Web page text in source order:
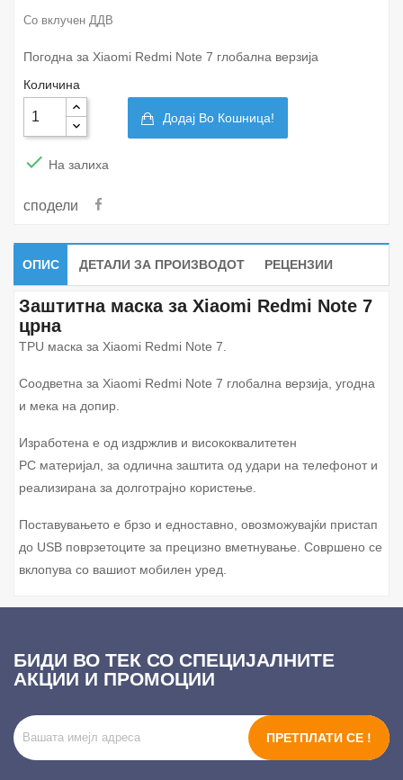
Со вклучен ДДВ
Погодна за Xiaomi Redmi Note 7 глобална верзија
Количина
Додај Во Кошница!
 На залиха
сподели
ОПИС ДЕТАЛИ ЗА ПРОИЗВОДОТ РЕЦЕНЗИИ
Заштитна маска за Xiaomi Redmi Note 7
црна
TPU маска за Xiaomi Redmi Note 7.
Соодветна за Xiaomi Redmi Note 7 глобална верзија, угодна
и мека на допир.
Изработена е од издржлив и висококвалитетен
PC материјал, за одлична заштита од удари на телефонот и
реализирана за долготрајно користење.
Поставувањето е брзо и едноставно, овозможувајќи пристап
до USB поврзетоците за прецизно вметнување. Совршено се
вклопува со вашиот мобилен уред.
БИДИ ВО ТЕК СО СПЕЦИЈАЛНИТЕ
АКЦИИ И ПРОМОЦИИ
ПРЕТПЛАТИ СЕ !